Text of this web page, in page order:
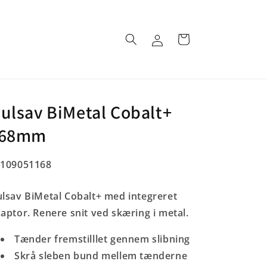
ind
Indkøbskurv
BiMetal Cobalt+
BiMetal Cobalt+ med integreret
Renere snit ved skæring i metal.
Tænder fremstilllet gennem slibning
Skrå sleben bund mellem tænderne